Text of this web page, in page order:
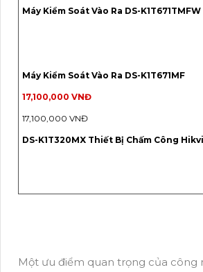
Máy Kiểm Soát Vào Ra DS-K1T671TMFW
Máy Kiểm Soát Vào Ra DS-K1T671MF
17,100,000 VNĐ
17,100,000 VNĐ
DS-K1T320MX Thiết Bị Chấm Công
Một ưu điểm quan trọng của công